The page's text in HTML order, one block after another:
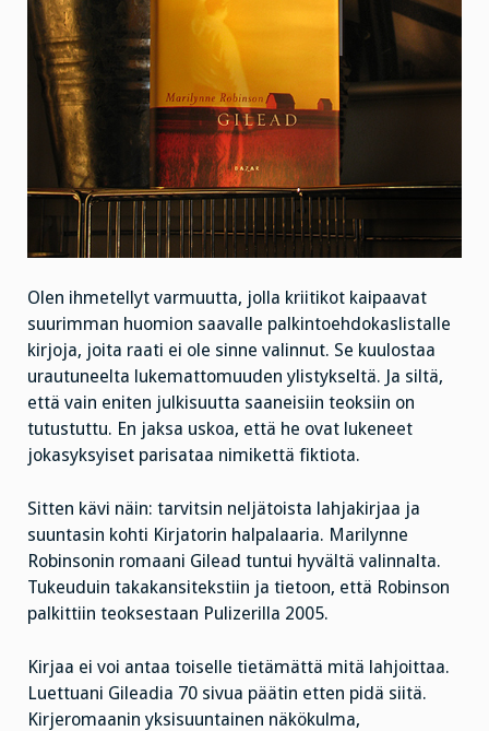
Olen ihmetellyt varmuutta, jolla kriitikot kaipaavat
suurimman huomion saavalle palkintoehdokaslistalle
kirjoja, joita raati ei ole sinne valinnut. Se kuulostaa
urautuneelta lukemattomuuden ylistykseltä. Ja siltä,
että vain eniten julkisuutta saaneisiin teoksiin on
tutustuttu. En jaksa uskoa, että he ovat lukeneet
jokasyksyiset parisataa nimikettä fiktiota.
Sitten kävi näin: tarvitsin neljätoista lahjakirjaa ja
suuntasin kohti Kirjatorin halpalaaria. Marilynne
Robinsonin romaani Gilead tuntui hyvältä valinnalta.
Tukeuduin takakansitekstiin ja tietoon, että Robinson
palkittiin teoksestaan Pulizerilla 2005.
Kirjaa ei voi antaa toiselle tietämättä mitä lahjoittaa.
Luettuani Gileadia 70 sivua päätin etten pidä siitä.
Kirjeromaanin yksisuuntainen näkökulma,